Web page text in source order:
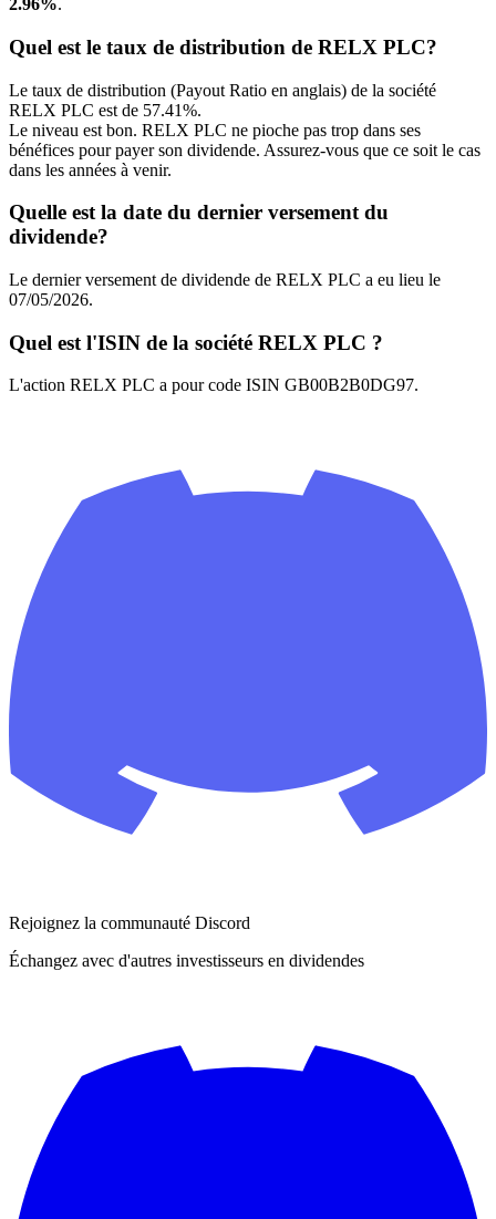
2.96%.
Quel est le taux de distribution de RELX PLC?
Le taux de distribution (Payout Ratio en anglais) de la société
RELX PLC est de 57.41%.
Le niveau est bon. RELX PLC ne pioche pas trop dans ses
bénéfices pour payer son dividende. Assurez-vous que ce soit le cas
dans les années à venir.
Quelle est la date du dernier versement du
dividende?
Le dernier versement de dividende de RELX PLC a eu lieu le
07/05/2026.
Quel est l'ISIN de la société RELX PLC ?
L'action RELX PLC a pour code ISIN GB00B2B0DG97.
Rejoignez la communauté Discord
Échangez avec d'autres investisseurs en dividendes